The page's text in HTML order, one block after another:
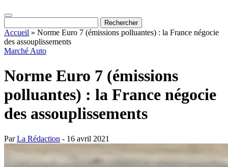
Accueil » Norme Euro 7 (émissions polluantes) : la France négocie
des assouplissements
Marché Auto
Norme Euro 7 (émissions
polluantes) : la France négocie
des assouplissements
ParLa Rédaction - 16 avril 2021